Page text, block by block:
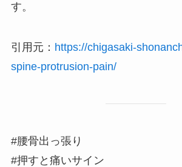
す。
引用元： https://chigasaki-
spine-protrusion-pain/
#腰骨出っ張り
#押すと痛いサイン